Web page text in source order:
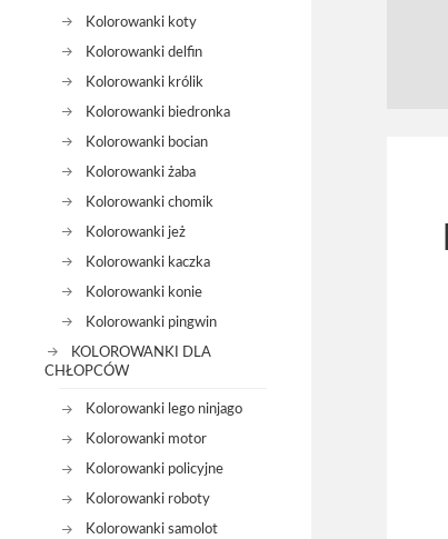
Kolorowanki koty
Kolorowanki delfin
Kolorowanki królik
Kolorowanki biedronka
Kolorowanki bocian
Kolorowanki żaba
Kolorowanki chomik
Kolorowanki jeż
Kolorowanki kaczka
Kolorowanki konie
Kolorowanki pingwin
KOLOROWANKI DLA
CHŁOPCÓW
Kolorowanki lego ninjago
Kolorowanki motor
Kolorowanki policyjne
Kolorowanki roboty
Kolorowanki samolot